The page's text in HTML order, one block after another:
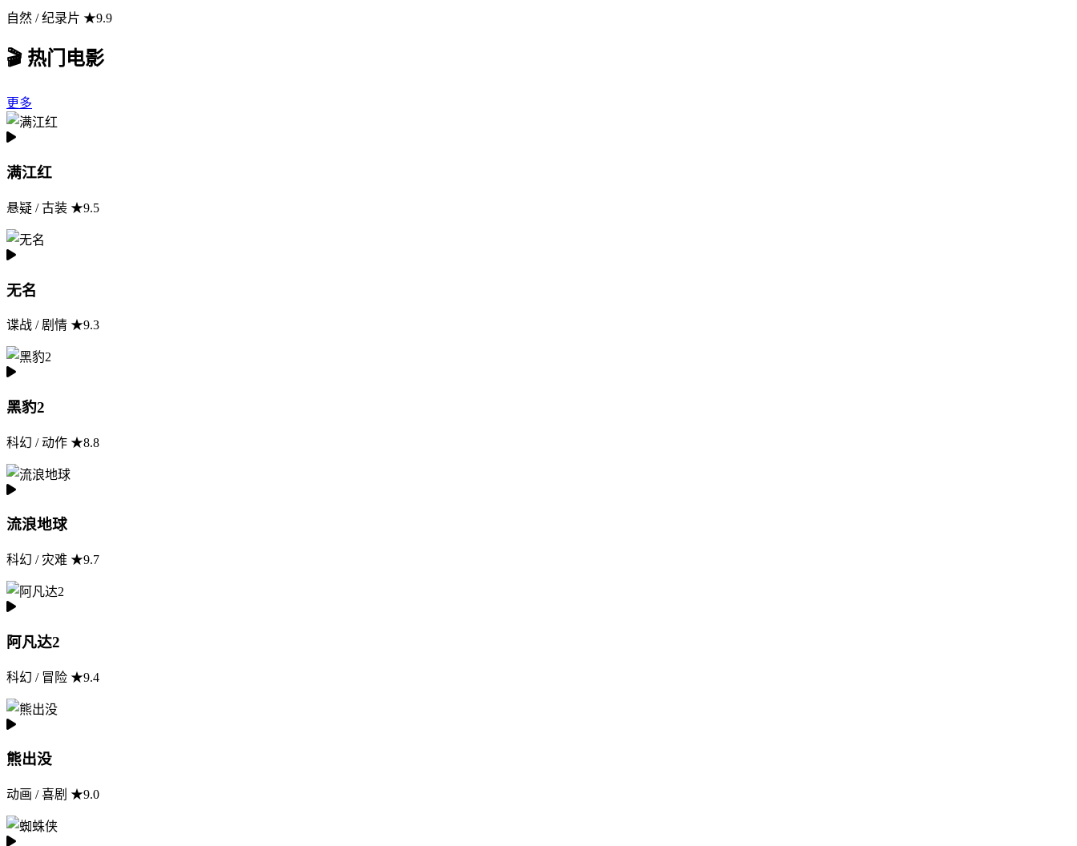
自然 / 纪录片 ★9.9
🎬 热门电影
更多
满江红
悬疑 / 古装 ★9.5
无名
谍战 / 剧情 ★9.3
黑豹2
科幻 / 动作 ★8.8
流浪地球
科幻 / 灾难 ★9.7
阿凡达2
科幻 / 冒险 ★9.4
熊出没
动画 / 喜剧 ★9.0